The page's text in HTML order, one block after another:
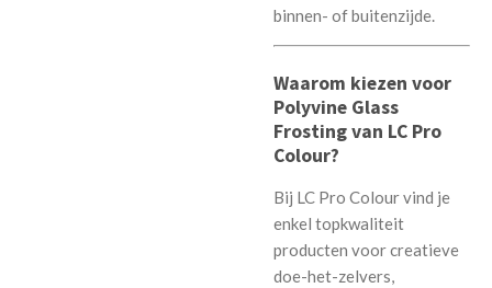
binnen- of buitenzijde.
Waarom kiezen voor
Polyvine Glass
Frosting van LC Pro
Colour?
Bij LC Pro Colour vind je
enkel topkwaliteit
producten voor creatieve
doe-het-zelvers,